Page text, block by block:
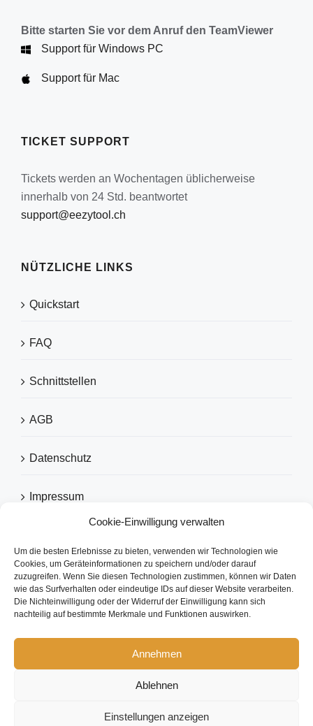
Cookie-Einwilligung verwalten
Um die besten Erlebnisse zu bieten, verwenden wir Technologien wie
Cookies, um Geräteinformationen zu speichern und/oder darauf
zuzugreifen. Wenn Sie diesen Technologien zustimmen, können wir Daten
wie das Surfverhalten oder eindeutige IDs auf dieser Website verarbeiten.
Die Nichteinwilligung oder der Widerruf der Einwilligung kann sich
nachteilig auf bestimmte Merkmale und Funktionen auswirken.
Annehmen
Ablehnen
Einstellungen anzeigen
Bitte starten Sie vor dem Anruf den TeamViewer
Support für Windows PC
Support für Mac
TICKET SUPPORT
Tickets werden an Wochentagen üblicherweise
innerhalb von 24 Std. beantwortet
support@eezytool.ch
NÜTZLICHE LINKS
Quickstart
FAQ
Schnittstellen
AGB
Datenschutz
Impressum
EMPFOHLEN VON
Copyright 2026 eezytool Ltd.| All Rights Reserved | Webdesign by